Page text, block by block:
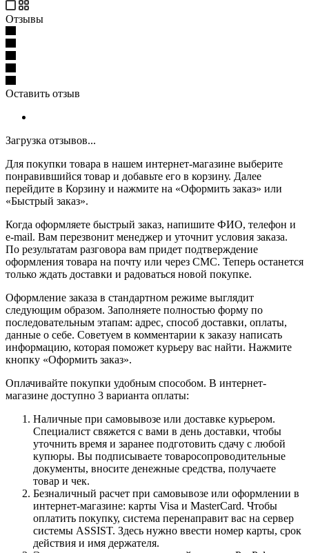
Отзывы
Оставить отзыв
Загрузка отзывов...
Для покупки товара в нашем интернет-магазине выберите
понравившийся товар и добавьте его в корзину. Далее
перейдите в Корзину и нажмите на «Оформить заказ» или
«Быстрый заказ».
Когда оформляете быстрый заказ, напишите ФИО, телефон и
e-mail. Вам перезвонит менеджер и уточнит условия заказа.
По результатам разговора вам придет подтверждение
оформления товара на почту или через СМС. Теперь останется
только ждать доставки и радоваться новой покупке.
Оформление заказа в стандартном режиме выглядит
следующим образом. Заполняете полностью форму по
последовательным этапам: адрес, способ доставки, оплаты,
данные о себе. Советуем в комментарии к заказу написать
информацию, которая поможет курьеру вас найти. Нажмите
кнопку «Оформить заказ».
Оплачивайте покупки удобным способом. В интернет-
магазине доступно 3 варианта оплаты:
Наличные при самовывозе или доставке курьером.
Специалист свяжется с вами в день доставки, чтобы
уточнить время и заранее подготовить сдачу с любой
купюры. Вы подписываете товаросопроводительные
документы, вносите денежные средства, получаете
товар и чек.
Безналичный расчет при самовывозе или оформлении в
интернет-магазине: карты Visa и MasterCard. Чтобы
оплатить покупку, система перенаправит вас на сервер
системы ASSIST. Здесь нужно ввести номер карты, срок
действия и имя держателя.